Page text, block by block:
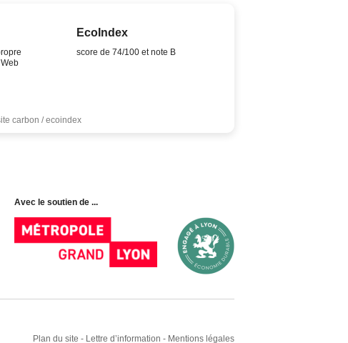
EcoIndex
score de 74/100 et note B
carbon / ecoindex
Avec le soutien de ...
Plan du site - Lettre d’information - Mentions légales